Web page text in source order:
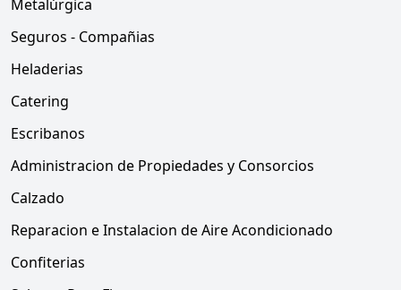
Metalúrgica
Seguros - Compañias
Heladerias
Catering
Escribanos
Administracion de Propiedades y Consorcios
Calzado
Reparacion e Instalacion de Aire Acondicionado
Confiterias